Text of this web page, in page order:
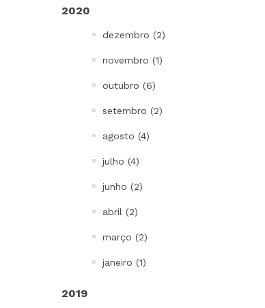
2020
dezembro (2)
novembro (1)
outubro (6)
setembro (2)
agosto (4)
julho (4)
junho (2)
abril (2)
março (2)
janeiro (1)
2019